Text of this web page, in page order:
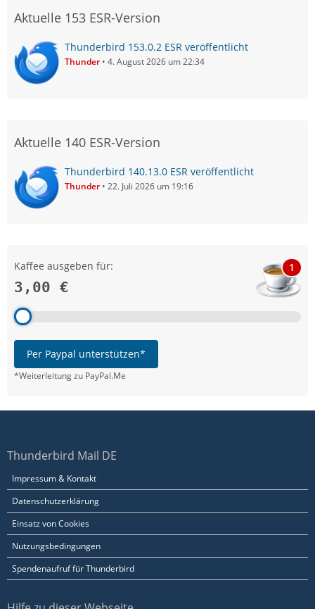
Aktuelle 153 ESR-Version
Thunderbird 153.0.2 ESR veröffentlicht
Thunder 4. August 2026 um 22:34
Aktuelle 140 ESR-Version
Thunderbird 140.13.0 ESR veröffentlicht
Thunder 22. Juli 2026 um 19:16
Kaffee ausgeben für:
3,00 €
1
Per Paypal unterstützen*
*Weiterleitung zu PayPal.Me
Thunderbird Mail DE
Impressum & Kontakt
Datenschutzerklärung
Einsatz von Cookies
Nutzungsbedingungen
Spendenaufruf für Thunderbird